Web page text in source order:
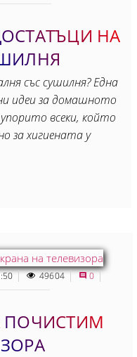
НА
със сушилня? Една
идеи за домашното
всеки, който
за хигиената у
49604 0
ПОЧИСТИМ